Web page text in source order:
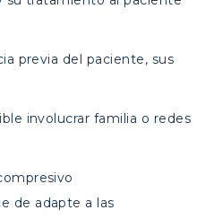
previa del paciente, sus
involucrar familia o redes
de adapte a las